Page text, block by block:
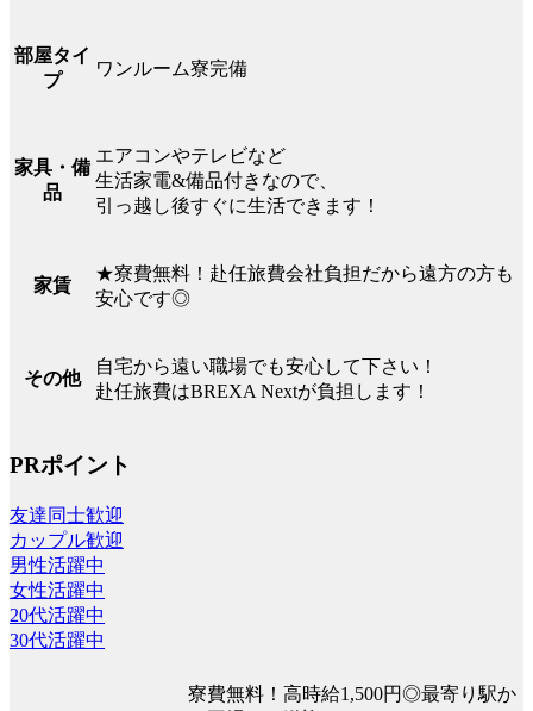
部屋タイ
プ
ワンルーム寮完備
家具・備
品
エアコンやテレビなど
生活家電&備品付きなので、
引っ越し後すぐに生活できます！
家賃
★寮費無料！赴任旅費会社負担だから遠方の方も
安心です◎
その他
自宅から遠い職場でも安心して下さい！
赴任旅費はBREXA Nextが負担します！
PRポイント
友達同士歓迎
カップル歓迎
男性活躍中
女性活躍中
20代活躍中
30代活躍中
寮費無料！高時給1,500円◎最寄り駅か